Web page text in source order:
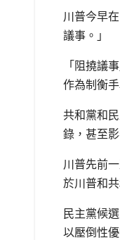
川普今早
議事。」
「阻撓議
作為制衡
共和黨和
錄，甚至
川普先前
於川普和
民主黨候
以壓倒性